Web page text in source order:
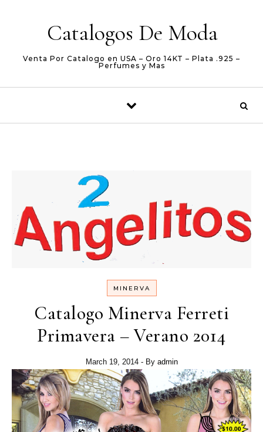
Catalogos De Moda
Venta Por Catalogo en USA – Oro 14KT – Plata .925 –
Perfumes y Mas
MINERVA
Catalogo Minerva Ferreti
Primavera – Verano 2014
March 19, 2014 - By admin